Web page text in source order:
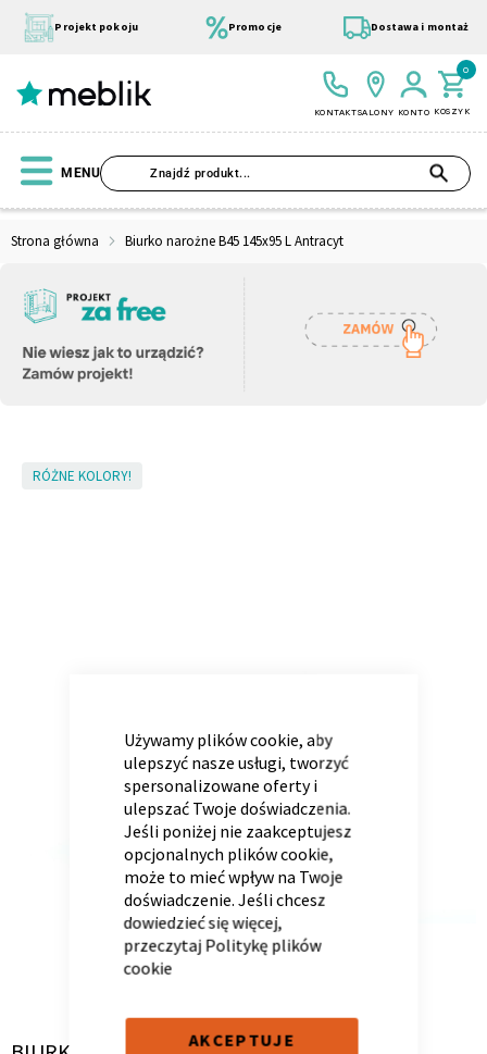
Używamy plików cookie, aby
ulepszyć nasze usługi, tworzyć
spersonalizowane oferty i
ulepszać Twoje doświadczenia.
Jeśli poniżej nie zaakceptujesz
opcjonalnych plików cookie,
może to mieć wpływ na Twoje
doświadczenie. Jeśli chcesz
dowiedzieć się więcej,
przeczytaj Politykę plików
cookie
AKCEPTUJE
treści
Projekt pokoju Promocje Dostawa i montaż
KONTAKTSALONY KONTO KOSZYK
0
MENU
Strona główna Biurko narożne B45 145x95 L Antracyt
SkipRÓŻNE KOLORY!
Skip
Wszystkie Kolekcje Modułowe
Skandynawskie Dziecięce
Szafa Łóżko
Regał Szafka RTV
Materace Pufy
Wszystkie dodatki